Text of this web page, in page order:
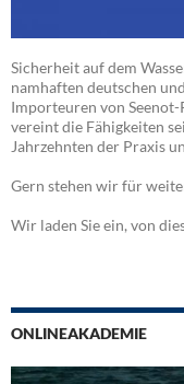
Sicherheit auf dem
namhaften deutschen
Importeuren von
vereint die Fähigkeiten
Jahrzehnten der Praxis
Gern stehen wir für
Wir laden Sie ein, von
ONLINEAKADEMIE